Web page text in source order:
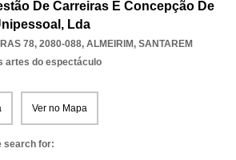
De Carreiras E Concepção De
Lda
78, 2080-088, ALMEIRIM, SANTAREM
artes do espectáculo
Ver no Mapa
search for: